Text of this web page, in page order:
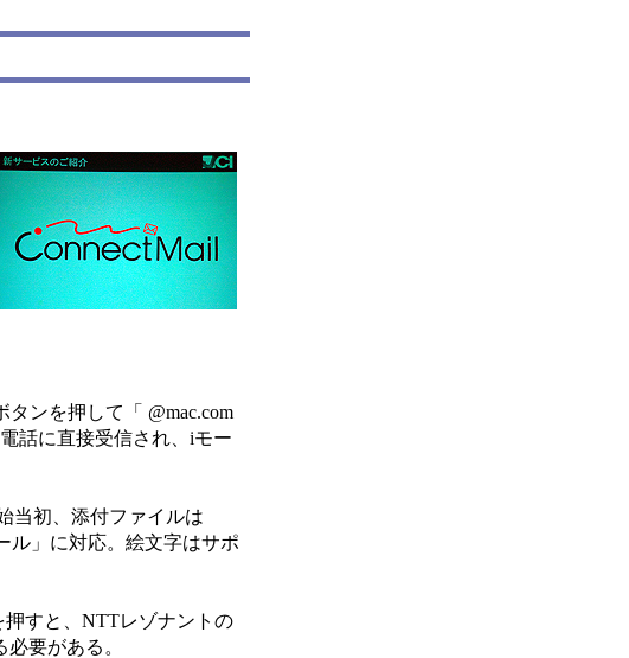
ンを押して「 @mac.com
話に直接受信され、iモー
当初、添付ファイルは
ル」に対応。絵文字はサポ
すと、NTTレゾナントの
要がある。